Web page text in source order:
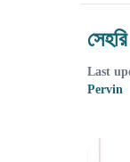
Last
Pervin